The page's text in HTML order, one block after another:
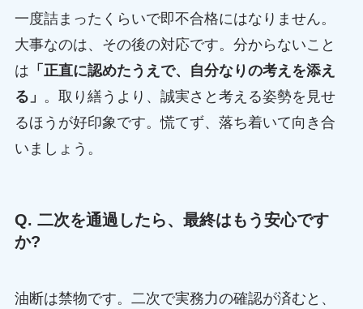
一度詰まったくらいで即不合格にはなりません。
大事なのは、その後の対応です。分からないこと
は 「正直に認めたうえで、自分なりの考えを添え
る」 。取り繕うより、誠実さと考える姿勢を見せ
るほうが好印象です。慌てず、落ち着いて向き合
いましょう。
Q. 二次を通過したら、最終はもう安心です
か?
油断は禁物です。二次で実務力の確認が済むと、